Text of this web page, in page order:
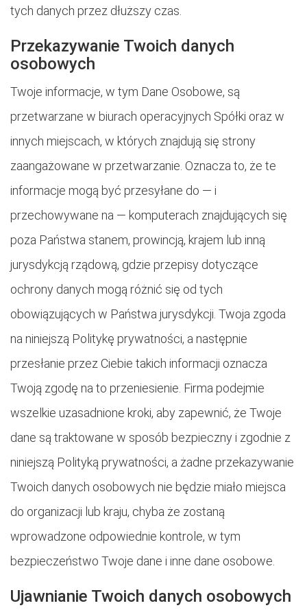
tych danych przez dłuższy czas.
Przekazywanie Twoich danych
osobowych
Twoje informacje, w tym Dane Osobowe, są
przetwarzane w biurach operacyjnych Spółki oraz w
innych miejscach, w których znajdują się strony
zaangażowane w przetwarzanie. Oznacza to, że te
informacje mogą być przesyłane do — i
przechowywane na — komputerach znajdujących się
poza Państwa stanem, prowincją, krajem lub inną
jurysdykcją rządową, gdzie przepisy dotyczące
ochrony danych mogą różnić się od tych
obowiązujących w Państwa jurysdykcji. Twoja zgoda
na niniejszą Politykę prywatności, a następnie
przesłanie przez Ciebie takich informacji oznacza
Twoją zgodę na to przeniesienie. Firma podejmie
wszelkie uzasadnione kroki, aby zapewnić, że Twoje
dane są traktowane w sposób bezpieczny i zgodnie z
niniejszą Polityką prywatności, a żadne przekazywanie
Twoich danych osobowych nie będzie miało miejsca
do organizacji lub kraju, chyba że zostaną
wprowadzone odpowiednie kontrole, w tym
bezpieczeństwo Twoje dane i inne dane osobowe.
Ujawnianie Twoich danych osobowych